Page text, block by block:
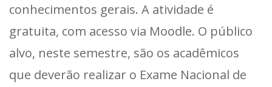
conhecimentos gerais. A atividade é
gratuita, com acesso via Moodle. O público
alvo, neste semestre, são os acadêmicos
que deverão realizar o Exame Nacional de